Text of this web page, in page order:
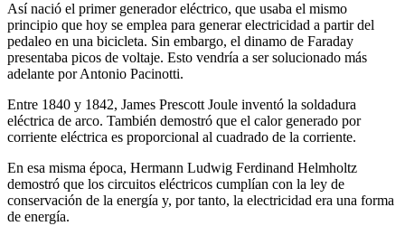
Así nació el primer generador eléctrico, que usaba el mismo
principio que hoy se emplea para generar electricidad a partir del
pedaleo en una bicicleta. Sin embargo, el dinamo de Faraday
presentaba picos de voltaje. Esto vendría a ser solucionado más
adelante por Antonio Pacinotti.
Entre 1840 y 1842, James Prescott Joule inventó la soldadura
eléctrica de arco. También demostró que el calor generado por
corriente eléctrica es proporcional al cuadrado de la corriente.
En esa misma época, Hermann Ludwig Ferdinand Helmholtz
demostró que los circuitos eléctricos cumplían con la ley de
conservación de la energía y, por tanto, la electricidad era una forma
de energía.